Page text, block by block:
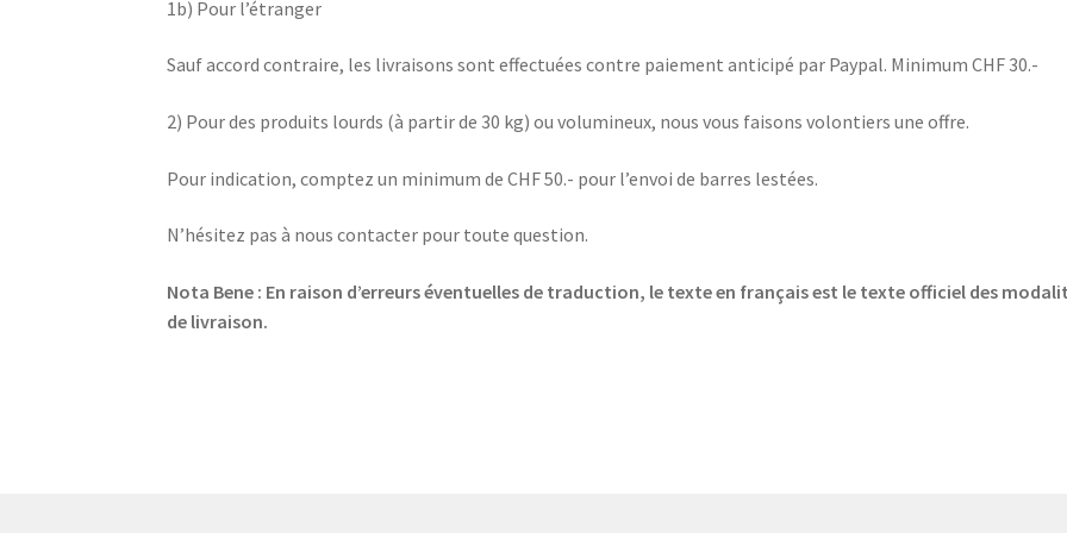
1b) Pour l’étranger
Sauf accord contraire, les livraisons sont effectuées contre paiement anticipé par Paypal. Minimum CHF 30.-
2) Pour des produits lourds (à partir de 30 kg) ou volumineux, nous vous faisons volontiers une offre.
Pour indication, comptez un minimum de CHF 50.- pour l’envoi de barres lestées.
N’hésitez pas à nous contacter pour toute question.
Nota Bene : En raison d’erreurs éventuelles de traduction, le texte en français est le texte officiel des
de livraison.